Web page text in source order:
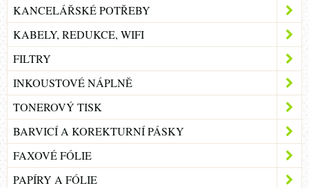
KANCELÁŘSKÉ POTŘEBY
KABELY, REDUKCE, WIFI
FILTRY
INKOUSTOVÉ NÁPLNĚ
TONEROVÝ TISK
BARVICÍ A KOREKTURNÍ PÁSKY
FAXOVÉ FÓLIE
PAPÍRY A FÓLIE